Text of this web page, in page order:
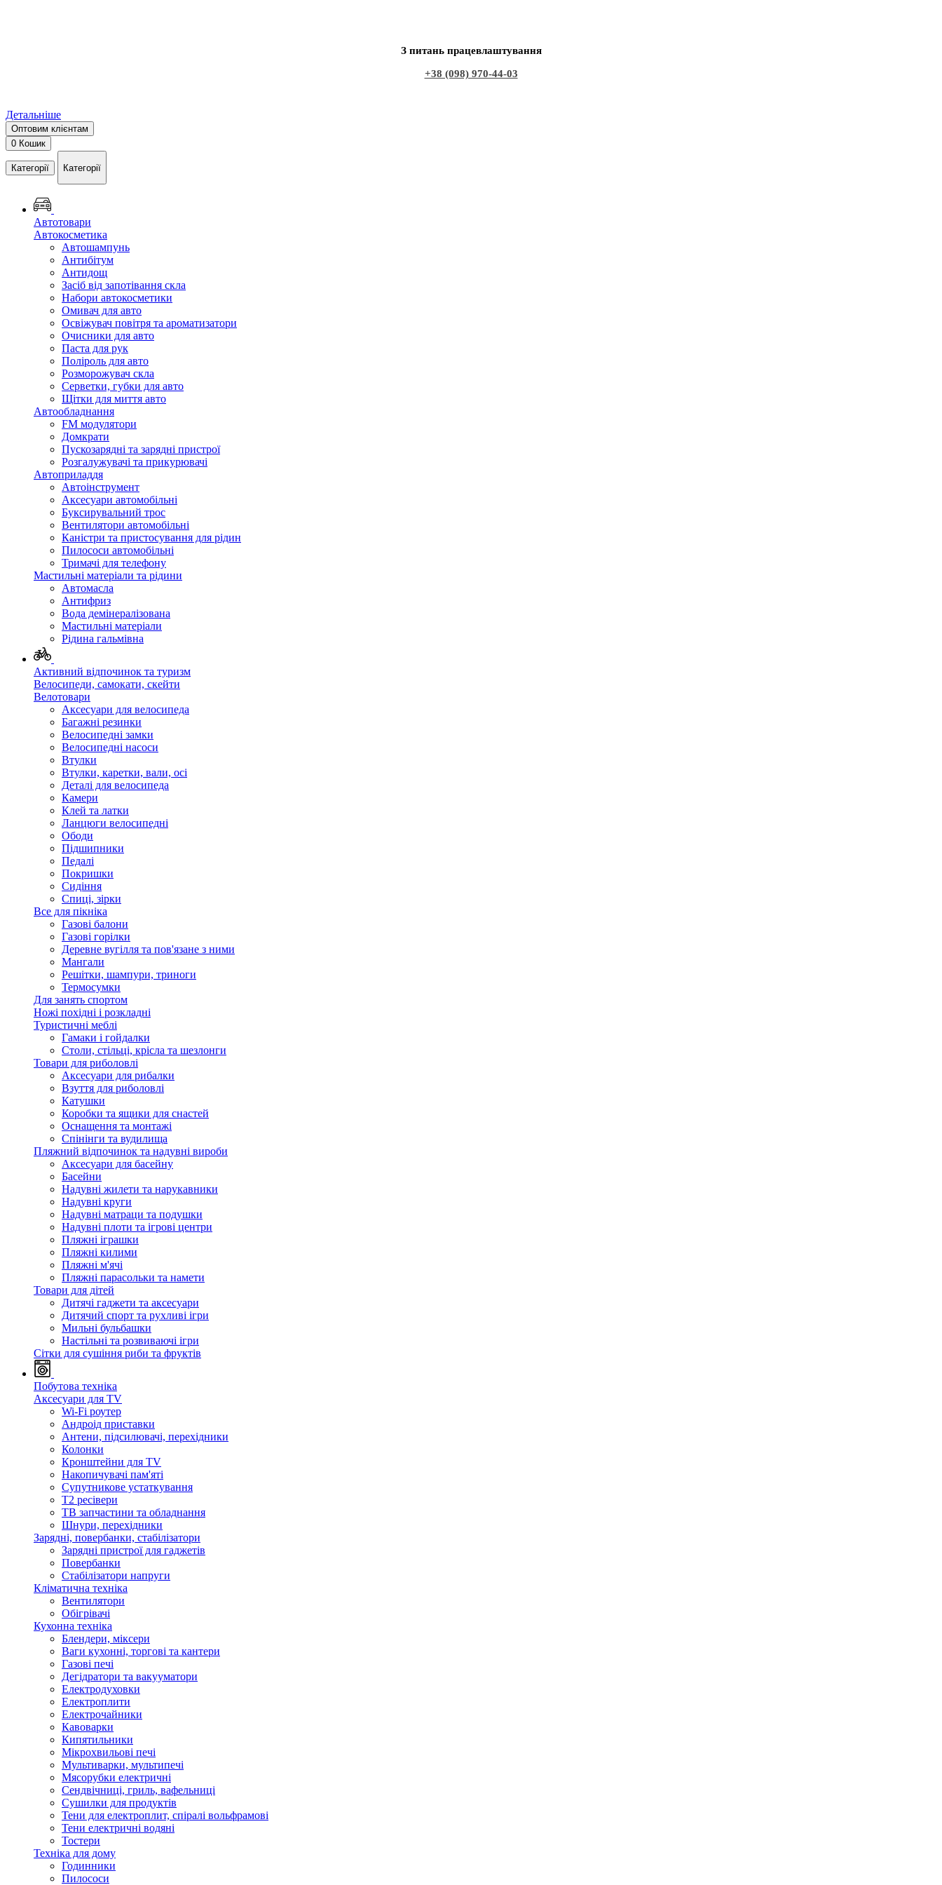
З питань працевлаштування
+38 (098) 970-44-03
Детальніше
Оптовим клієнтам
0 Кошик
Категорії Категорії
Автотовари
Автокосметика
Автошампунь
Антибітум
Антидощ
Засіб від запотівання скла
Набори автокосметики
Омивач для авто
Освіжувач повітря та ароматизатори
Очисники для авто
Паста для рук
Поліроль для авто
Розморожувач скла
Серветки, губки для авто
Щітки для миття авто
Автообладнання
FM модулятори
Домкрати
Пускозарядні та зарядні пристрої
Розгалужувачі та прикурювачі
Автоприладдя
Автоінструмент
Аксесуари автомобільні
Буксирувальний трос
Вентилятори автомобільні
Каністри та пристосування для рідин
Пилососи автомобільні
Тримачі для телефону
Мастильні матеріали та рідини
Автомасла
Антифриз
Вода демінералізована
Мастильні матеріали
Рідина гальмівна
Активний відпочинок та туризм
Велосипеди, самокати, скейти
Велотовари
Аксесуари для велосипеда
Багажні резинки
Велосипедні замки
Велосипедні насоси
Втулки
Втулки, каретки, вали, осі
Деталі для велосипеда
Камери
Клей та латки
Ланцюги велосипедні
Ободи
Підшипники
Педалі
Покришки
Сидіння
Спиці, зірки
Все для пікніка
Газові балони
Газові горілки
Деревне вугілля та пов'язане з ними
Мангали
Решітки, шампури, триноги
Термосумки
Для занять спортом
Ножі похідні і розкладні
Туристичні меблі
Гамаки і гойдалки
Столи, стільці, крісла та шезлонги
Товари для риболовлі
Аксесуари для рибалки
Взуття для риболовлі
Катушки
Коробки та ящики для снастей
Оснащення та монтажі
Спінінги та вудилища
Пляжний відпочинок та надувні вироби
Аксесуари для басейну
Басейни
Надувні жилети та нарукавники
Надувні круги
Надувні матраци та подушки
Надувні плоти та ігрові центри
Пляжні іграшки
Пляжні килими
Пляжні м'ячі
Пляжні парасольки та намети
Товари для дітей
Дитячі гаджети та аксесуари
Дитячий спорт та рухливі ігри
Мильні бульбашки
Настільні та розвиваючі ігри
Сітки для сушіння риби та фруктів
Побутова техніка
Аксесуари для TV
Wi-Fi роутер
Андроід приставки
Антени, підсилювачі, перехідники
Колонки
Кронштейни для TV
Накопичувачі пам'яті
Супутникове устаткування
Т2 ресівери
ТВ запчастини та обладнання
Шнури, перехідники
Зарядні, повербанки, стабілізатори
Зарядні пристрої для гаджетів
Повербанки
Стабілізатори напруги
Кліматична техніка
Вентилятори
Обігрівачі
Кухонна техніка
Блендери, міксери
Ваги кухонні, торгові та кантери
Газові печі
Дегідратори та вакууматори
Електродуховки
Електроплити
Електрочайники
Кавоварки
Кипятильники
Мікрохвильові печі
Мультиварки, мультипечі
Мясорубки електричні
Сендвічниці, гриль, вафельниці
Сушилки для продуктів
Тени для електроплит, спіралі вольфрамові
Тени електричні водяні
Тостери
Техніка для дому
Годинники
Пилососи